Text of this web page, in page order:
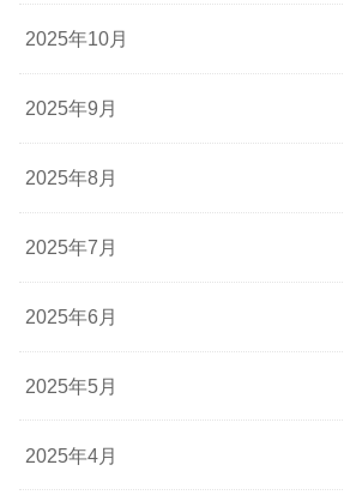
2025年10月
2025年9月
2025年8月
2025年7月
2025年6月
2025年5月
2025年4月